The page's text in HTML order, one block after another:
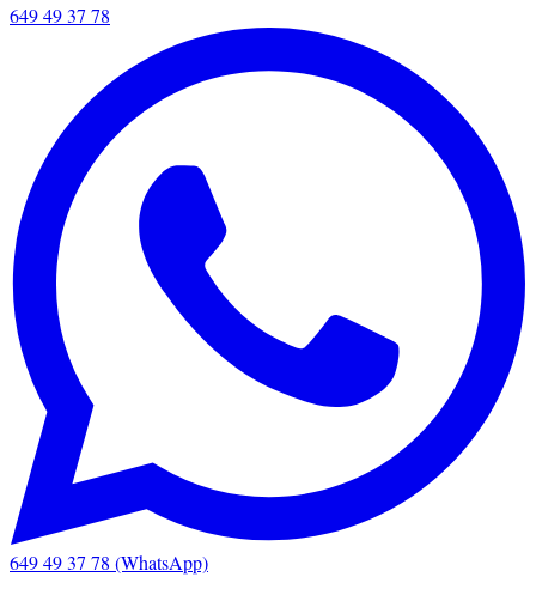
649 49 37 78
649 49 37 78 (WhatsApp)